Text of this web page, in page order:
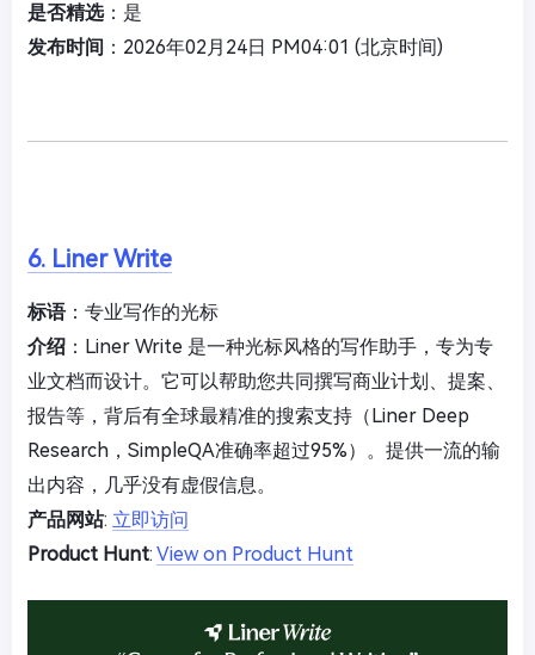
是否精选：是
发布时间 ：2026年02月24日 PM04:01 (北京时间)
6. Liner Write
标语：专业写作的光标
介绍 ：Liner Write 是一种光标风格的写作助手，专为专
业文档而设计。它可以帮助您共同撰写商业计划、提案、
报告等，背后有全球最精准的搜索支持（Liner Deep
Research，SimpleQA准确率超过95%）。提供一流的输
出内容，几乎没有虚假信息。
产品网站: 立即访问
Product Hunt: View on Product Hunt